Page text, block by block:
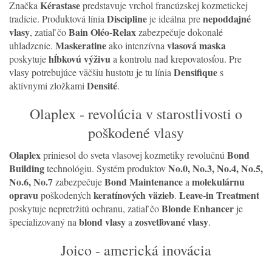
Značka Kérastasepredstavuje vrchol francúzskej kozmetickej
tradície. Produktová línia Discipline je ideálna prenepoddajné
vlasy, zatiaľ čoBain Oléo-Relaxzabezpečuje dokonalé
uhladzenie. Maskeratineako intenzívna vlasová maska
poskytujehĺbkovú výživua kontrolu nad krepovatosťou. Pre
vlasy potrebujúce väčšiu hustotu je tu línia Densifiques
aktívnymi zložkami Densité.
Olaplex - revolúcia v starostlivosti o
poškodené vlasy
Olaplexpriniesol do sveta vlasovej kozmetiky revolučnú Bond
Buildingtechnológiu. Systém produktovNo.0, No.3, No.4, No.5,
No.6, No.7zabezpečujeBond Maintenancea molekulárnu
opravupoškodených keratínových väzieb. Leave-in Treatment
poskytuje nepretržitú ochranu, zatiaľ čoBlonde Enhancer je
špecializovaný na blond vlasya zosvetľované vlasy.
Joico - americká inovácia